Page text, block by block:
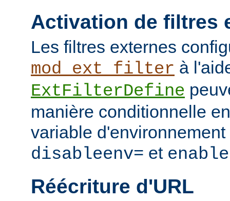
Activation de filtres
Les filtres externes
mod_ext_filter à
ExtFilterDefine
manière conditionnelle
variable
disableenv= et
Réécriture d'URL